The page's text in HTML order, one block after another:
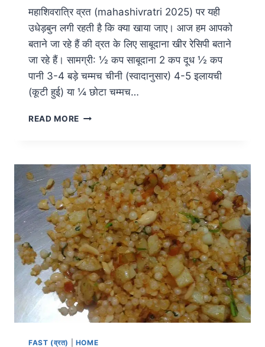
महाशिवरात्रि व्रत (mahashivratri 2025) पर यही
उधेड़बुन लगी रहती है कि क्या खाया जाए। आज हम आपको
बताने जा रहे हैं की व्रत के लिए साबूदाना खीर रेसिपी बताने
जा रहे हैं। सामग्री: ½ कप साबूदाना 2 कप दूध ½ कप
पानी 3-4 बड़े चम्मच चीनी (स्वादानुसार) 4-5 इलायची
(कूटी हुई) या ¼ छोटा चम्मच…
READ MORE
FAST (व्रत) HOME